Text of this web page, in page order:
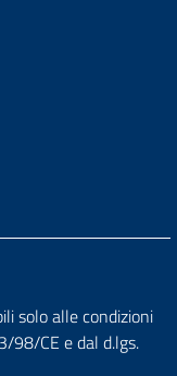
solo alle condizioni
98/CE e dal d.lgs.